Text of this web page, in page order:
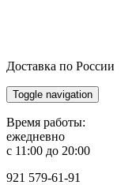
Доставка по России
Toggle navigation
Время работы:
ежедневно
с 11:00 до 20:00
921 579-61-91